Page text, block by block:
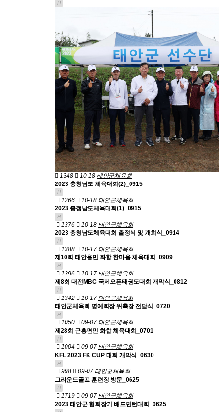
H
1348 10-18 태안군체육회
2023 충청남도 체육대회(2)_0915
H
1266 10-18 태안군체육회
2023 충청남도체육대회(1)_0915
H
1376 10-18 태안군체육회
2023 충청남도체육대회 출정식 및 개회식_0914
H
1388 10-17 태안군체육회
제10회 태안읍민 화합 한마음 체육대회_0909
H
1396 10-17 태안군체육회
제8회 대전MBC 국제오픈태권도대회 개막식_0812
H
1342 10-17 태안군체육회
태안군체육회 명예회장 위촉장 전달식_0720
H
1050 09-07 태안군체육회
제28회 근흥면민 화합 체육대회_0701
H
1004 09-07 태안군체육회
KFL 2023 FK CUP 대회 개막식_0630
H
998 09-07 태안군체육회
그라운드골프 훈련장 방문_0625
H
1719 09-07 태안군체육회
2023 태안군 협회장기 배드민턴대회_0625